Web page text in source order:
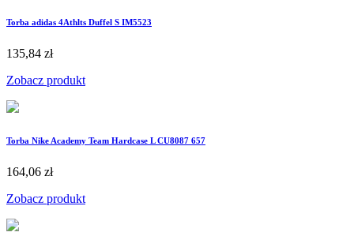
Torba adidas 4Athlts Duffel S IM5523
135,84 zł
Zobacz produkt
Torba Nike Academy Team Hardcase L CU8087 657
164,06 zł
Zobacz produkt